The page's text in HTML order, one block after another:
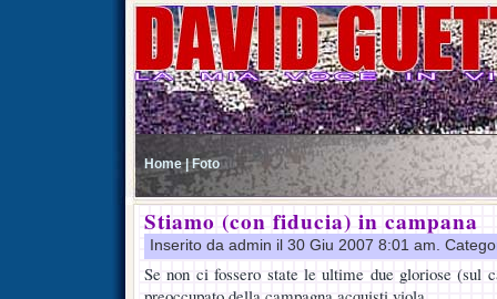
Home | Foto
Stiamo (con fiducia) in campana
Inserito da admin il 30 Giu 2007 8:01 am.
Se non ci fossero state le ultime due gloriose (sul